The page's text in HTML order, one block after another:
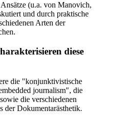
(u.a. von Manovich,
und durch praktische
Arten der
diese
die "konjunktivistische
journalism", die
die verschiedenen
der Dokumentarästhetik.